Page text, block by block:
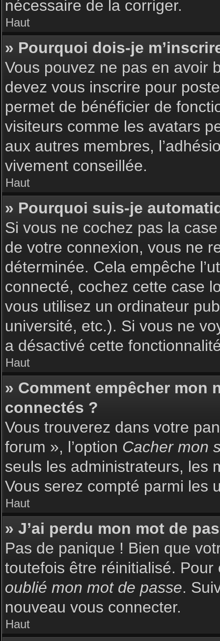
nécessaire de la corriger.
Haut
» Pourquoi dois-je
Vous pouvez ne pas en avoir
devez vous inscrire pour
permet de bénéficier de
visiteurs comme les avatars
aux autres membres,
vivement conseillée.
Haut
» Pourquoi suis-je
Si vous ne cochez pas la
de votre connexion, vous ne
déterminée. Cela empêche
connecté, cochez cette case
vous utilisez un ordinateur
université, etc.). Si vous ne
a désactivé cette
Haut
» Comment empêcher mon
connectés ?
Vous trouverez dans votre
forum », l’option Cacher mon
seuls les administrateurs, les
Vous serez compté parmi les
Haut
» J’ai perdu mon mot de
Pas de panique ! Bien que
toutefois être réinitialisé.
oublié mon mot de passe.
nouveau vous connecter.
Haut